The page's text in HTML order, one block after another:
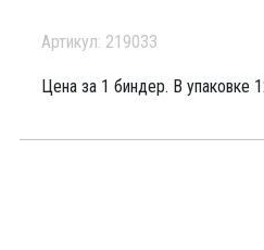
Артикул: 219033
Цена за 1 биндер. В упаковке